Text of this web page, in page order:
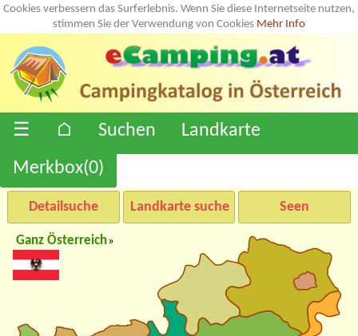
Cookies verbessern das Surferlebnis. Wenn Sie diese Internetseite nutzen,
stimmen Sie der Verwendung von Cookies Mehr Info
☰ ⌂ Suchen
Landkarte
Merkbox(0)
Detailsuche Landkarte suche Seen
Ganz Österreich»